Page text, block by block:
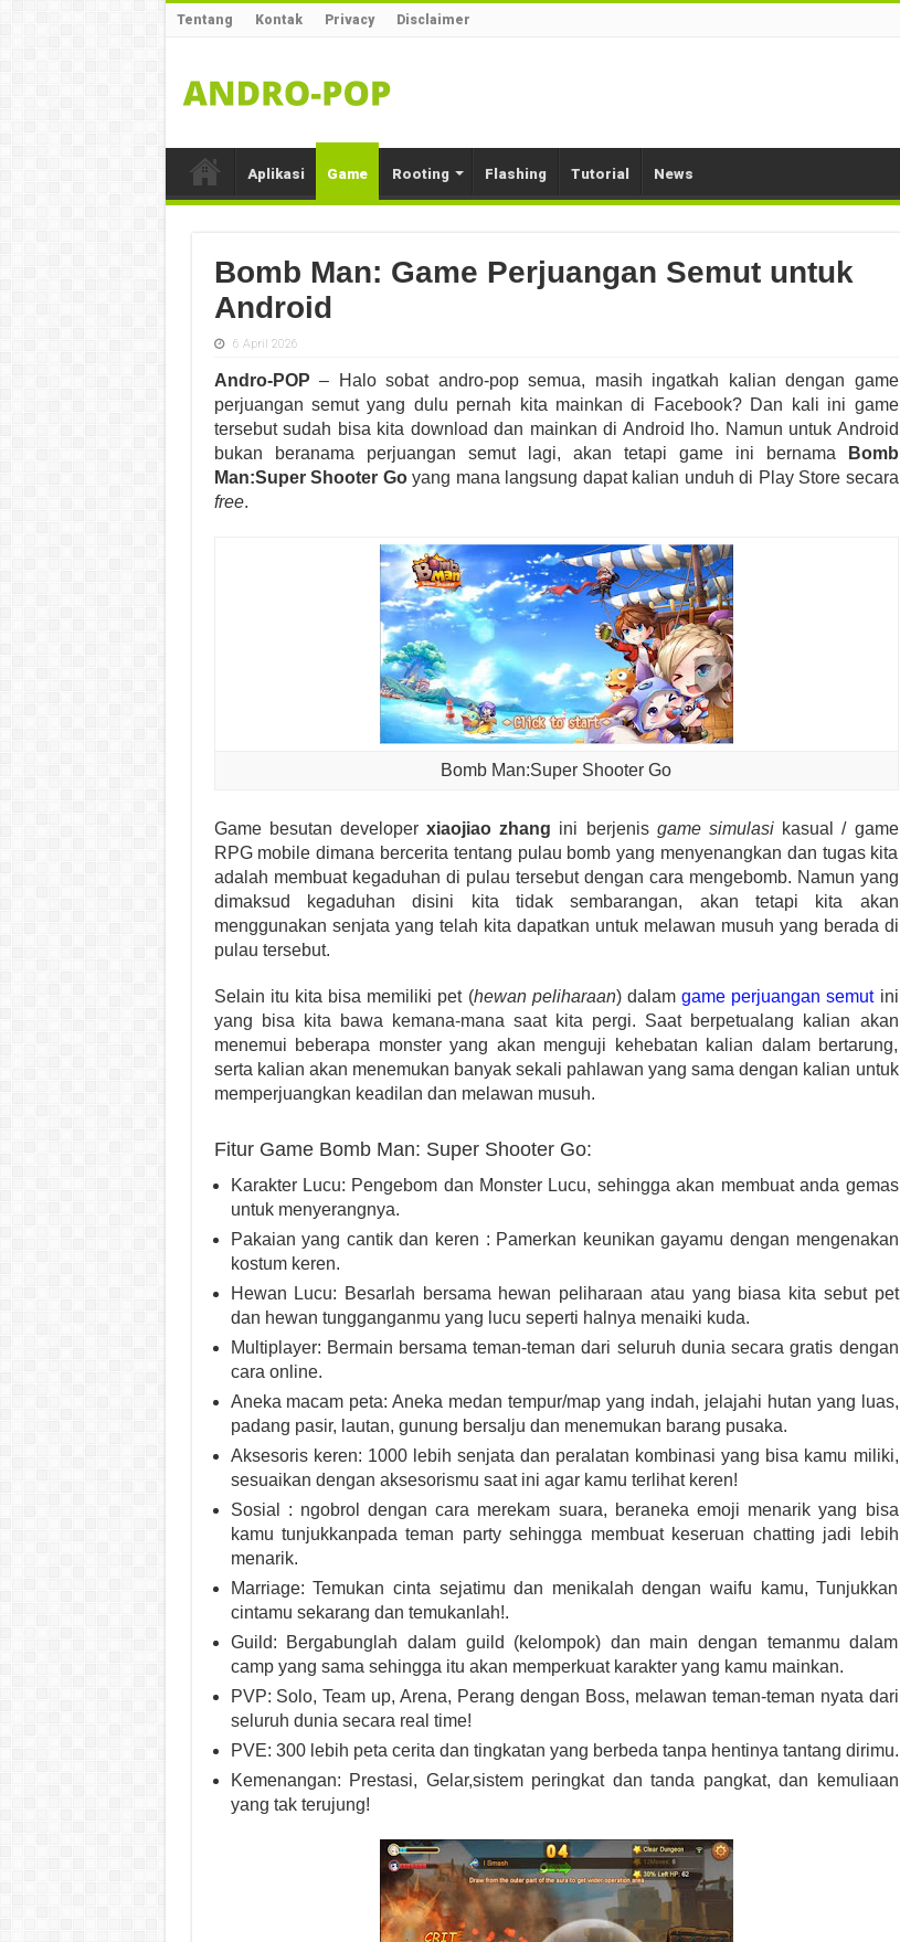
Tentang Kontak Privacy Disclaimer
Aplikasi Game Rooting Flashing Tutorial News
Bomb Man: Game Perjuangan Semut untuk
Android
6 April 2026
Andro-POP – Halo sobat andro-pop semua, masih ingatkah kalian dengan game
perjuangan semut yang dulu pernah kita mainkan di Facebook? Dan kali ini game
tersebut sudah bisa kita download dan mainkan di Android lho. Namun untuk Android
bukan beranama perjuangan semut lagi, akan tetapi game ini bernama
Bomb
Man:Super Shooter Goyang mana langsung dapat kalian unduh di Play Store secara
free.
Bomb Man:Super Shooter Go
Game besutan developerxiaojiao zhang ini berjenis game simulasikasual / game
RPG mobile dimana bercerita tentang pulau bomb yang menyenangkan dan tugas kita
adalah membuat kegaduhan di pulau tersebut dengan cara mengebomb. Namun yang
dimaksud kegaduhan disini kita tidak sembarangan, akan tetapi kita akan
menggunakan senjata yang telah kita dapatkan untuk melawan musuh yang berada di
pulau tersebut.
Selain itu kita bisa memiliki pet (hewan peliharaan) dalamgame perjuangan semutini
yang bisa kita bawa kemana-mana saat kita pergi. Saat berpetualang kalian akan
menemui beberapa monster yang akan menguji kehebatan kalian dalam bertarung,
serta kalian akan menemukan banyak sekali pahlawan yang sama dengan kalian untuk
memperjuangkan keadilan dan melawan musuh.
Fitur Game Bomb Man: Super Shooter Go:
Karakter Lucu: Pengebom dan Monster Lucu, sehingga akan membuat anda gemas
untuk menyerangnya.
Pakaian yang cantik dan keren : Pamerkan keunikan gayamu dengan mengenakan
kostum keren.
Hewan Lucu: Besarlah bersama hewan peliharaan atau yang biasa kita sebut pet
dan hewan tungganganmu yang lucu seperti halnya menaiki kuda.
Multiplayer: Bermain bersama teman-teman dari seluruh dunia secara gratis dengan
cara online.
Aneka macam peta: Aneka medan tempur/map yang indah, jelajahi hutan yang luas,
padang pasir, lautan, gunung bersalju dan menemukan barang pusaka.
Aksesoris keren: 1000 lebih senjata dan peralatan kombinasi yang bisa kamu miliki,
sesuaikan dengan aksesorismu saat ini agar kamu terlihat keren!
Sosial : ngobrol dengan cara merekam suara, beraneka emoji menarik yang bisa
kamu tunjukkanpada teman party sehingga membuat keseruan chatting jadi lebih
menarik.
Marriage: Temukan cinta sejatimu dan menikalah dengan waifu kamu, Tunjukkan
cintamu sekarang dan temukanlah!.
Guild: Bergabunglah dalam guild (kelompok) dan main dengan temanmu dalam
camp yang sama sehingga itu akan memperkuat karakter yang kamu mainkan.
PVP: Solo, Team up, Arena, Perang dengan Boss, melawan teman-teman nyata dari
seluruh dunia secara real time!
PVE: 300 lebih peta cerita dan tingkatan yang berbeda tanpa hentinya tantang dirimu.
Kemenangan: Prestasi, Gelar,sistem peringkat dan tanda pangkat, dan kemuliaan
yang tak terujung!